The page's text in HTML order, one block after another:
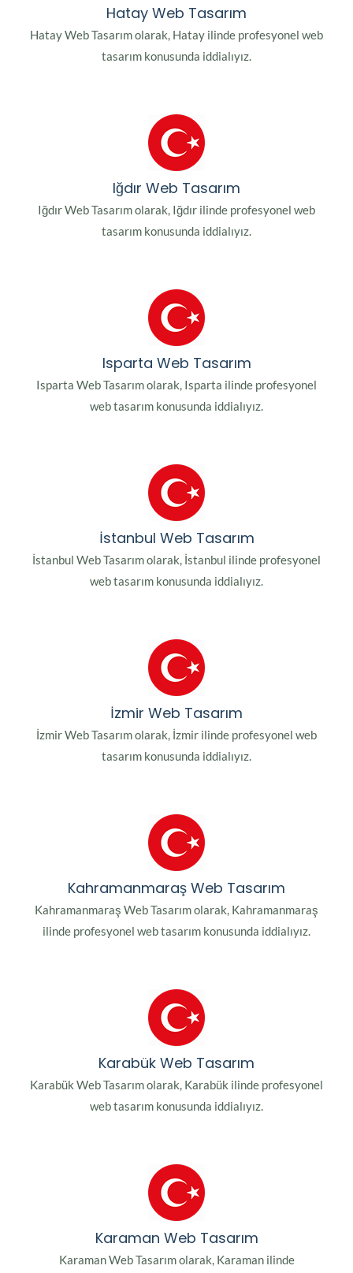
Hatay Web Tasarım
Hatay Web Tasarım olarak, Hatay ilinde profesyonel web
tasarım konusunda iddialıyız.
Iğdır Web Tasarım
Iğdır Web Tasarım olarak, Iğdır ilinde profesyonel web
tasarım konusunda iddialıyız.
Isparta Web Tasarım
Isparta Web Tasarım olarak, Isparta ilinde profesyonel
web tasarım konusunda iddialıyız.
İstanbul Web Tasarım
İstanbul Web Tasarım olarak, İstanbul ilinde profesyonel
web tasarım konusunda iddialıyız.
İzmir Web Tasarım
İzmir Web Tasarım olarak, İzmir ilinde profesyonel web
tasarım konusunda iddialıyız.
Kahramanmaraş Web Tasarım
Kahramanmaraş Web Tasarım olarak, Kahramanmaraş
ilinde profesyonel web tasarım konusunda iddialıyız.
Karabük Web Tasarım
Karabük Web Tasarım olarak, Karabük ilinde profesyonel
web tasarım konusunda iddialıyız.
Karaman Web Tasarım
Karaman Web Tasarım olarak, Karaman ilinde